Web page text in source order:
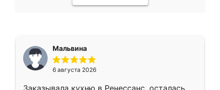
Мальвина
6 августа 2026
Заказывала кухню в Ренессанс, осталась